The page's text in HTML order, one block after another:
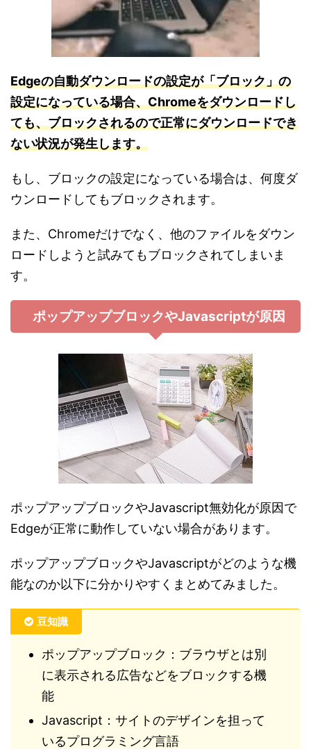
Edgeの自動ダウンロードの設定が「ブロック」の
設定になっている場合、Chromeをダウンロードし
ても、ブロックされるので正常にダウンロードでき
ない状況が発生します。
もし、ブロックの設定になっている場合は、何度ダ
ウンロードしてもブロックされます。
また、Chromeだけでなく、他のファイルをダウン
ロードしようと試みてもブロックされてしまいま
す。
ポップアップブロックやJavascriptが原因
ポップアップブロックやJavascript無効化が原因で
Edgeが正常に動作していない場合があります。
ポップアップブロックやJavascriptがどのような機
能なのか以下に分かりやすくまとめてみました。
豆知識
ポップアップブロック：ブラウザとは別
に表示される広告などをブロックする機
能
Javascript：サイトのデザインを担って
いるプログラミング言語